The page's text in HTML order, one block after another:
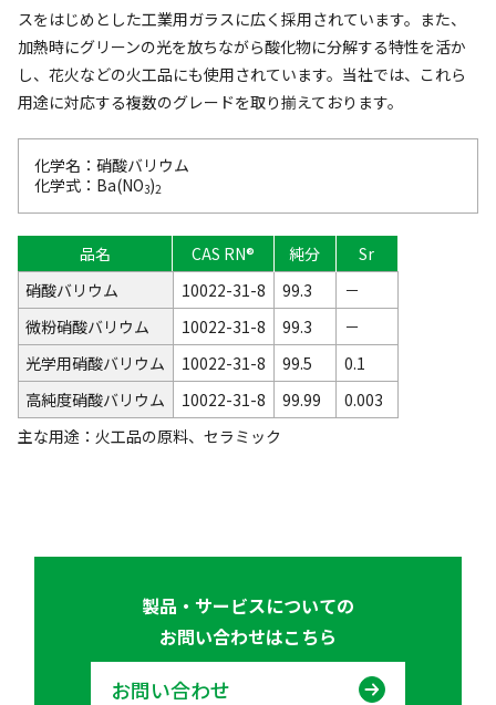
スをはじめとした工業用ガラスに広く採用されています。また、
加熱時にグリーンの光を放ちながら酸化物に分解する特性を活か
し、花火などの火工品にも使用されています。当社では、これら
用途に対応する複数のグレードを取り揃えております。
化学名：硝酸バリウム
化学式：Ba(NO3)2
品名 CAS RN® 純分
Sr
硝酸バリウム
10022-31-8 99.3
－
微粉硝酸バリウム
10022-31-8 99.3
－
光学用硝酸バリウム
10022-31-8 99.5
0.1
高純度硝酸バリウム
10022-31-8 99.99
0.003
主な用途：火工品の原料、セラミック
製品・サービスについての
お問い合わせはこちら
お問い合わせ